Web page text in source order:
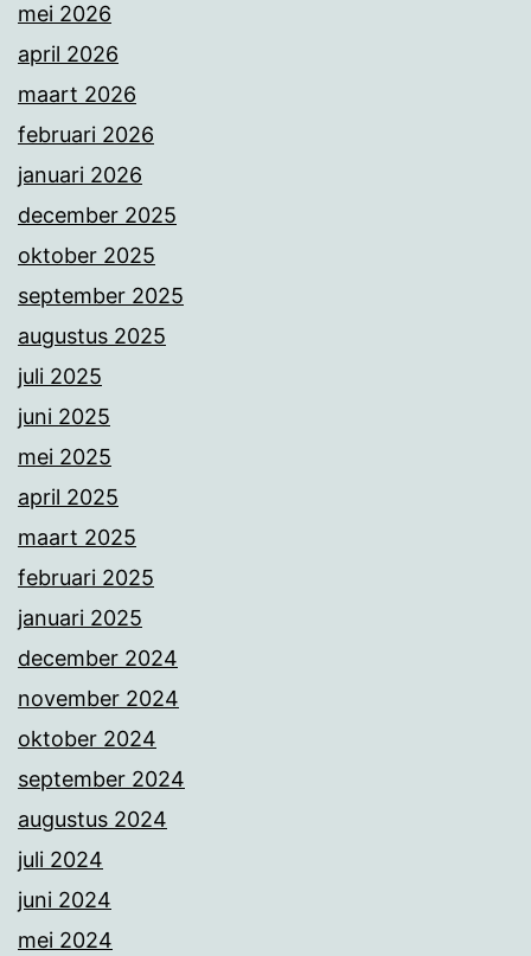
mei 2026
april 2026
maart 2026
februari 2026
januari 2026
december 2025
oktober 2025
september 2025
augustus 2025
juli 2025
juni 2025
mei 2025
april 2025
maart 2025
februari 2025
januari 2025
december 2024
november 2024
oktober 2024
september 2024
augustus 2024
juli 2024
juni 2024
mei 2024